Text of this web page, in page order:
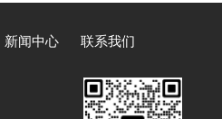
新闻中心 联系我们